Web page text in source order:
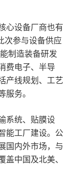
心设备厂商也有
次参与设备供应
制造装备研发
费电子、半导
产线规划、工艺
服务。
系统、贴膜设
能工厂建设。公
国内外市场，与
盖中国及北美、